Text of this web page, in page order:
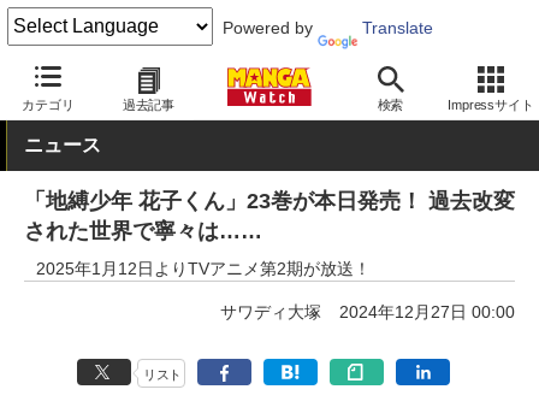
Powered by Translate
カテゴリ 過去記事 検索 Impressサイト
MANGA Watch 少年
ニュース
「地縛少年 花子くん」23巻が本日発売！ 過去改変
された世界で寧々は……
2025年1月12日よりTVアニメ第2期が放送！
サワディ大塚 2024年12月27日 00:00
リスト